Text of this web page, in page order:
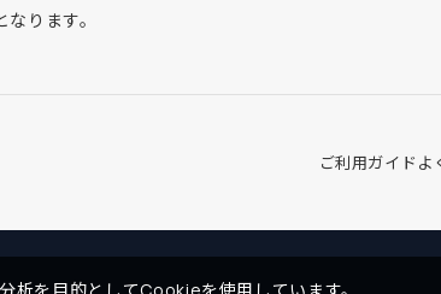
ります。
ご利用ガイド よ